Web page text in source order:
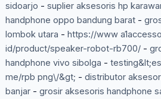
sidoarjo - suplier aksesoris hp
handphone oppo bandung barat-
lombok utara - https://www
id/product/speaker-robot-rb700/-
handphone vivo sibolga -
me/rpb png\/&gt; - distributor
banjar- grosir aksesoris handphone